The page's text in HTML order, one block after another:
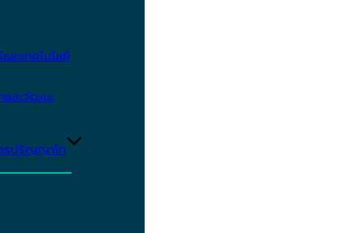
ะเทคโนโลยี
และวัฒนะ
รปริญญาโท